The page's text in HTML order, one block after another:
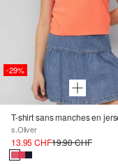
-29%
s.Oliver
13.95 CHF19.90 CHF